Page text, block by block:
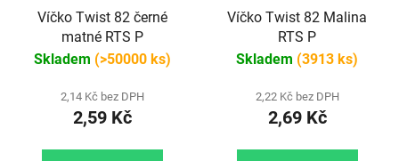
Víčko Twist 82 černé
matné RTS P
Skladem (>50000 ks)
2,14 Kč bez DPH
2,59 Kč
Víčko Twist 82 Malina
RTS P
Skladem (3913 ks)
2,22 Kč bez DPH
2,69 Kč